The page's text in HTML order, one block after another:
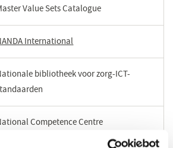
Value Sets Catalogue
International
in
een
venster)
bibliotheek voor zorg-ICT-
Competence Centre